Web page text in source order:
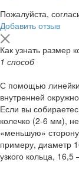
Пожалуйста,
Добавить отзыв
Как узнать размер
1 способ
С помощью
внутренней
Если вы
колечко (2-6 мм),
«меньшую»
примеру, диаметр
узкого кольца, 16,5